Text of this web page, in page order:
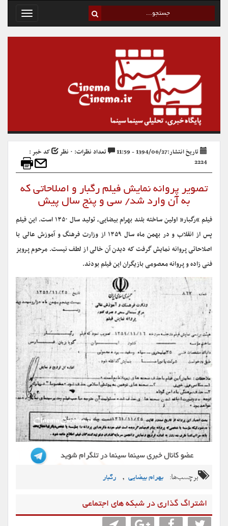
Toggle
تاریخ انتشار:1394/06/27 - 11:59 تعداد نظرات: ۰ نظر
کد خبر :
2224
تصویر پروانه نمایش فیلم رگبار و اصلاحاتی که
به آن وارد شد/ سی و پنج سال پیش
فیلم “رگبار” اولین ساخته بلند بهرام بیضایی، تولید سال ۱۳۵۰ است. این فیلم
پس از انقلاب و در بهمن ماه سال ۱۳۵۹ از وزارت فرهنگ و آموزش عالی با
اصلاحاتی پروانه نمایش گرفت که دیدن آن خالی از لطف نیست. مرحوم پرویز
فنی زاده و پروانه معصومی بازیگران این فیلم بودند.
برچسب‌ها: بهرام بیضایی , رگبار
اشتراگ گذاری در شبکه های اجتماعی